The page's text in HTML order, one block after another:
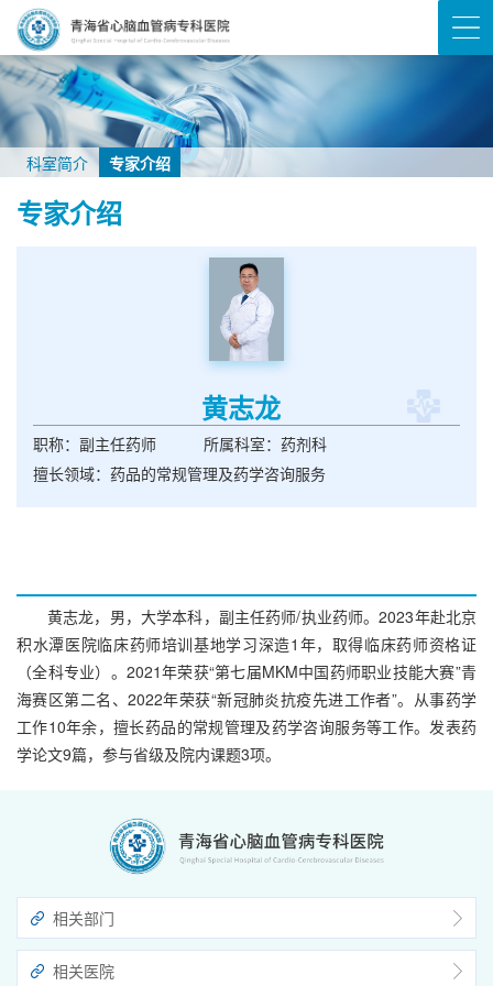
科室简介 专家介绍
专家介绍
黄志龙
职称：副主任药师
所属科室：药剂科
擅长领域：药品的常规管理及药学咨询服务
黄志龙，男，大学本科，副主任药师/执业药师。2023年赴北京
积水潭医院临床药师培训基地学习深造1年，取得临床药师资格证
（全科专业）。2021年荣获“第七届MKM中国药师职业技能大赛”青
海赛区第二名、2022年荣获“新冠肺炎抗疫先进工作者”。从事药学
工作10年余，擅长药品的常规管理及药学咨询服务等工作。发表药
学论文9篇，参与省级及院内课题3项。
相关部门
相关医院